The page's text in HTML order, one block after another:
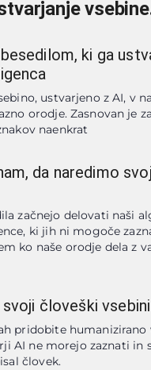
ki ga
ustvarjeno z AI, v
orodje. Zasnovan je
naenkrat
da naredimo
začnejo delovati naši
ki jih ni mogoče
ko naše orodje dela z
človeški vsebini
pridobite humanizirano
AI ne morejo zaznati in
človek.